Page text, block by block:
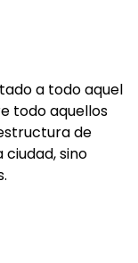
a todo aquel
todo aquellos
de
sino